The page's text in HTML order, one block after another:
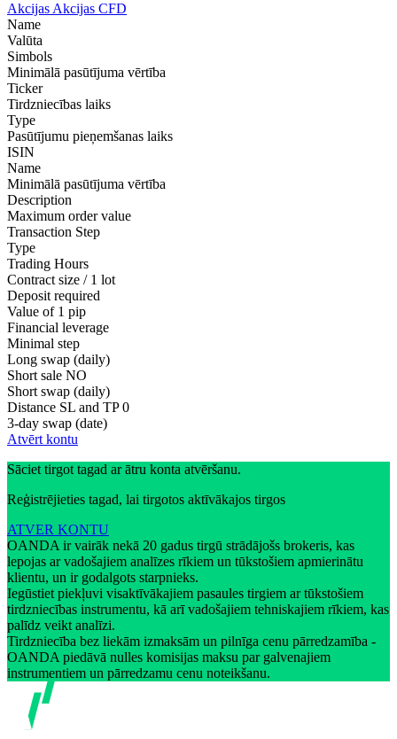
Akcijas Akcijas CFD
Name
Valūta
Simbols
Minimālā pasūtījuma vērtība
Ticker
Tirdzniecības laiks
Type
Pasūtījumu pieņemšanas laiks
ISIN
Name
Minimālā pasūtījuma vērtība
Description
Maximum order value
Transaction Step
Type
Trading Hours
Contract size / 1 lot
Deposit required
Value of 1 pip
Financial leverage
Minimal step
Long swap (daily)
Short sale NO
Short swap (daily)
Distance SL and TP 0
3-day swap (date)
Atvērt kontu
Sāciet tirgot tagad ar ātru konta atvēršanu.
Reģistrējieties tagad, lai tirgotos aktīvākajos tirgos
ATVER KONTU
OANDA ir vairāk nekā 20 gadus tirgū strādājošs brokeris, kas
lepojas ar vadošajiem analīzes rīkiem un tūkstošiem apmierinātu
klientu, un ir godalgots starpnieks.
Iegūstiet piekļuvi visaktīvākajiem pasaules tirgiem ar tūkstošiem
tirdzniecības instrumentu, kā arī vadošajiem tehniskajiem rīkiem, kas
palīdz veikt analīzi.
Tirdzniecība bez liekām izmaksām un pilnīga cenu pārredzamība -
OANDA piedāvā nulles komisijas maksu par galvenajiem
instrumentiem un pārredzamu cenu noteikšanu.